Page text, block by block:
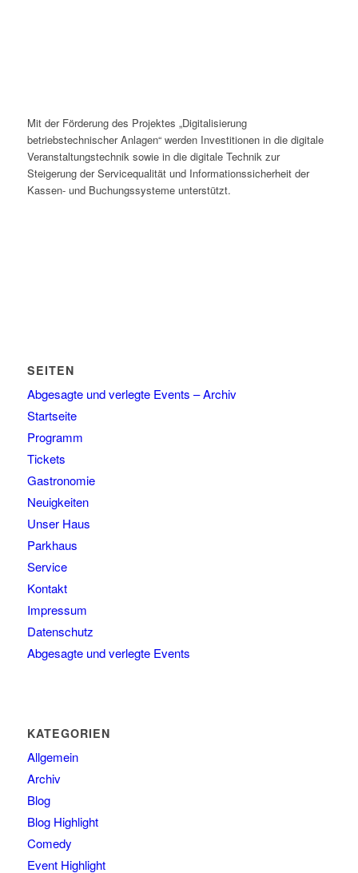
Mit der Förderung des Projektes „Digitalisierung
betriebstechnischer Anlagen“ werden Investitionen in die digitale
Veranstaltungstechnik sowie in die digitale Technik zur
Steigerung der Servicequalität und Informationssicherheit der
Kassen- und Buchungssysteme unterstützt.
SEITEN
Abgesagte und verlegte Events – Archiv
Startseite
Programm
Tickets
Gastronomie
Neuigkeiten
Unser Haus
Parkhaus
Service
Kontakt
Impressum
Datenschutz
Abgesagte und verlegte Events
KATEGORIEN
Allgemein
Archiv
Blog
Blog Highlight
Comedy
Event Highlight